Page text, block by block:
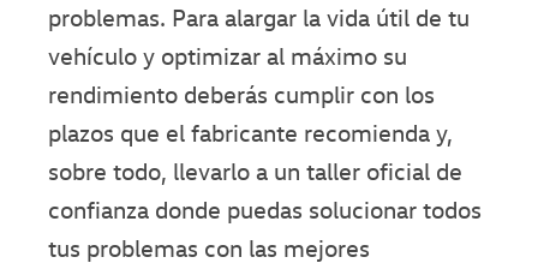
problemas. Para alargar la vida útil de tu
vehículo y optimizar al máximo su
rendimiento deberás cumplir con los
plazos que el fabricante recomienda y,
sobre todo, llevarlo a un taller oficial de
confianza donde puedas solucionar todos
tus problemas con las mejores